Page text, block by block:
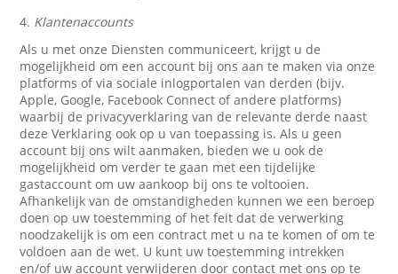
4. Klantenaccounts
Als u met onze Diensten communiceert, krijgt u de
mogelijkheid om een account bij ons aan te maken via onze
platforms of via sociale inlogportalen van derden (bijv.
Apple, Google, Facebook Connect of andere platforms)
waarbij de privacyverklaring van de relevante derde naast
deze Verklaring ook op u van toepassing is. Als u geen
account bij ons wilt aanmaken, bieden we u ook de
mogelijkheid om verder te gaan met een tijdelijke
gastaccount om uw aankoop bij ons te voltooien.
Afhankelijk van de omstandigheden kunnen we een beroep
doen op uw toestemming of het feit dat de verwerking
noodzakelijk is om een contract met u na te komen of om te
voldoen aan de wet. U kunt uw toestemming intrekken
en/of uw account verwijderen door contact met ons op te